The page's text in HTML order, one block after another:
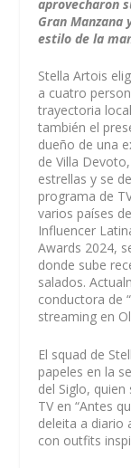
aprovecharon
Gran
estilo de la
Stella Artois
a cuatro
trayectoria
también el
dueño de una
de Villa
estrellas y se
programa de
varios países
Influencer
Awards 2024,
donde sube
salados.
conductora de
streaming en
El squad de
papeles en la
del Siglo,
TV en “Antes
deleita a diario
con outfits